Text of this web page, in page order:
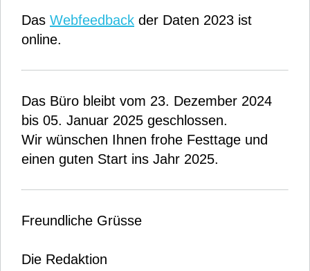
Das Webfeedback der Daten 2023 ist
online.
Das Büro bleibt vom 23. Dezember 2024
bis 05. Januar 2025 geschlossen.
Wir wünschen Ihnen frohe Festtage und
einen guten Start ins Jahr 2025.
Freundliche Grüsse
Die Redaktion